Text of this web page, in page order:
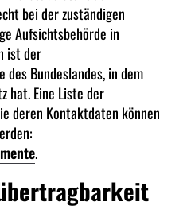
bei der zuständigen
Aufsichtsbehörde in
ist der
Bundeslandes, in dem
hat. Eine Liste der
deren Kontaktdaten können
.